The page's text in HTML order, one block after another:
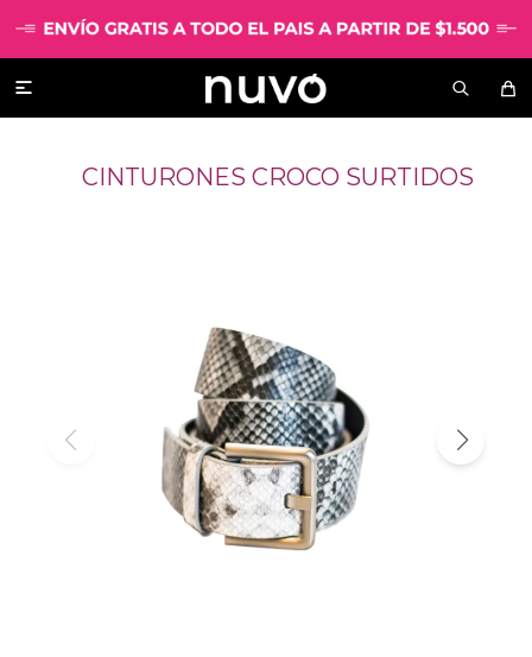

CINTURONES CROCO SURTIDOS